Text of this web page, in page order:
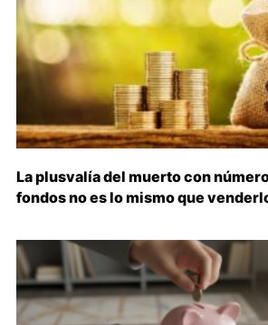
La plusvalía del muerto con
fondos no es lo mismo que